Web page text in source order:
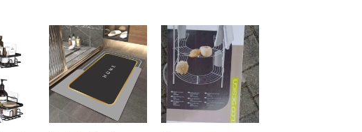
plus
ancien
AJOUTER
À MES
FAVORIS
AJOUTER
À MES
FAVORIS